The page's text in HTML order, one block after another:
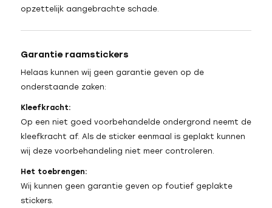
opzettelijk aangebrachte schade.
Garantie raamstickers
Helaas kunnen wij geen garantie geven op de
onderstaande zaken:
Kleefkracht:
Op een niet goed voorbehandelde ondergrond neemt de
kleefkracht af. Als de sticker eenmaal is geplakt kunnen
wij deze voorbehandeling niet meer controleren.
Het toebrengen:
Wij kunnen geen garantie geven op foutief geplakte
stickers.